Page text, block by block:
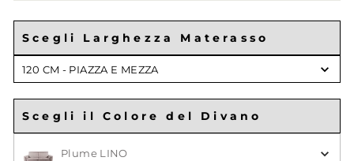
Scegli Larghezza Materasso
Larghezza
120 CM - PIAZZA E MEZZA
Scegli il Colore del Divano
Plume LINO